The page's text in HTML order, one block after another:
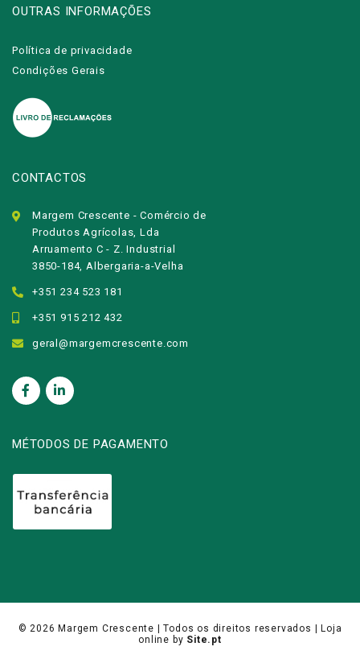
OUTRAS INFORMAÇÕES
Política de privacidade
Condições Gerais
CONTACTOS
Margem Crescente - Comércio de
Produtos Agrícolas, Lda
Arruamento C - Z. Industrial
3850-184, Albergaria-a-Velha
+351 234 523 181
+351 915 212 432
geral@margemcrescente.com
MÉTODOS DE PAGAMENTO
© 2026 Margem Crescente | Todos os direitos reservados |
Loja
online by Site.pt